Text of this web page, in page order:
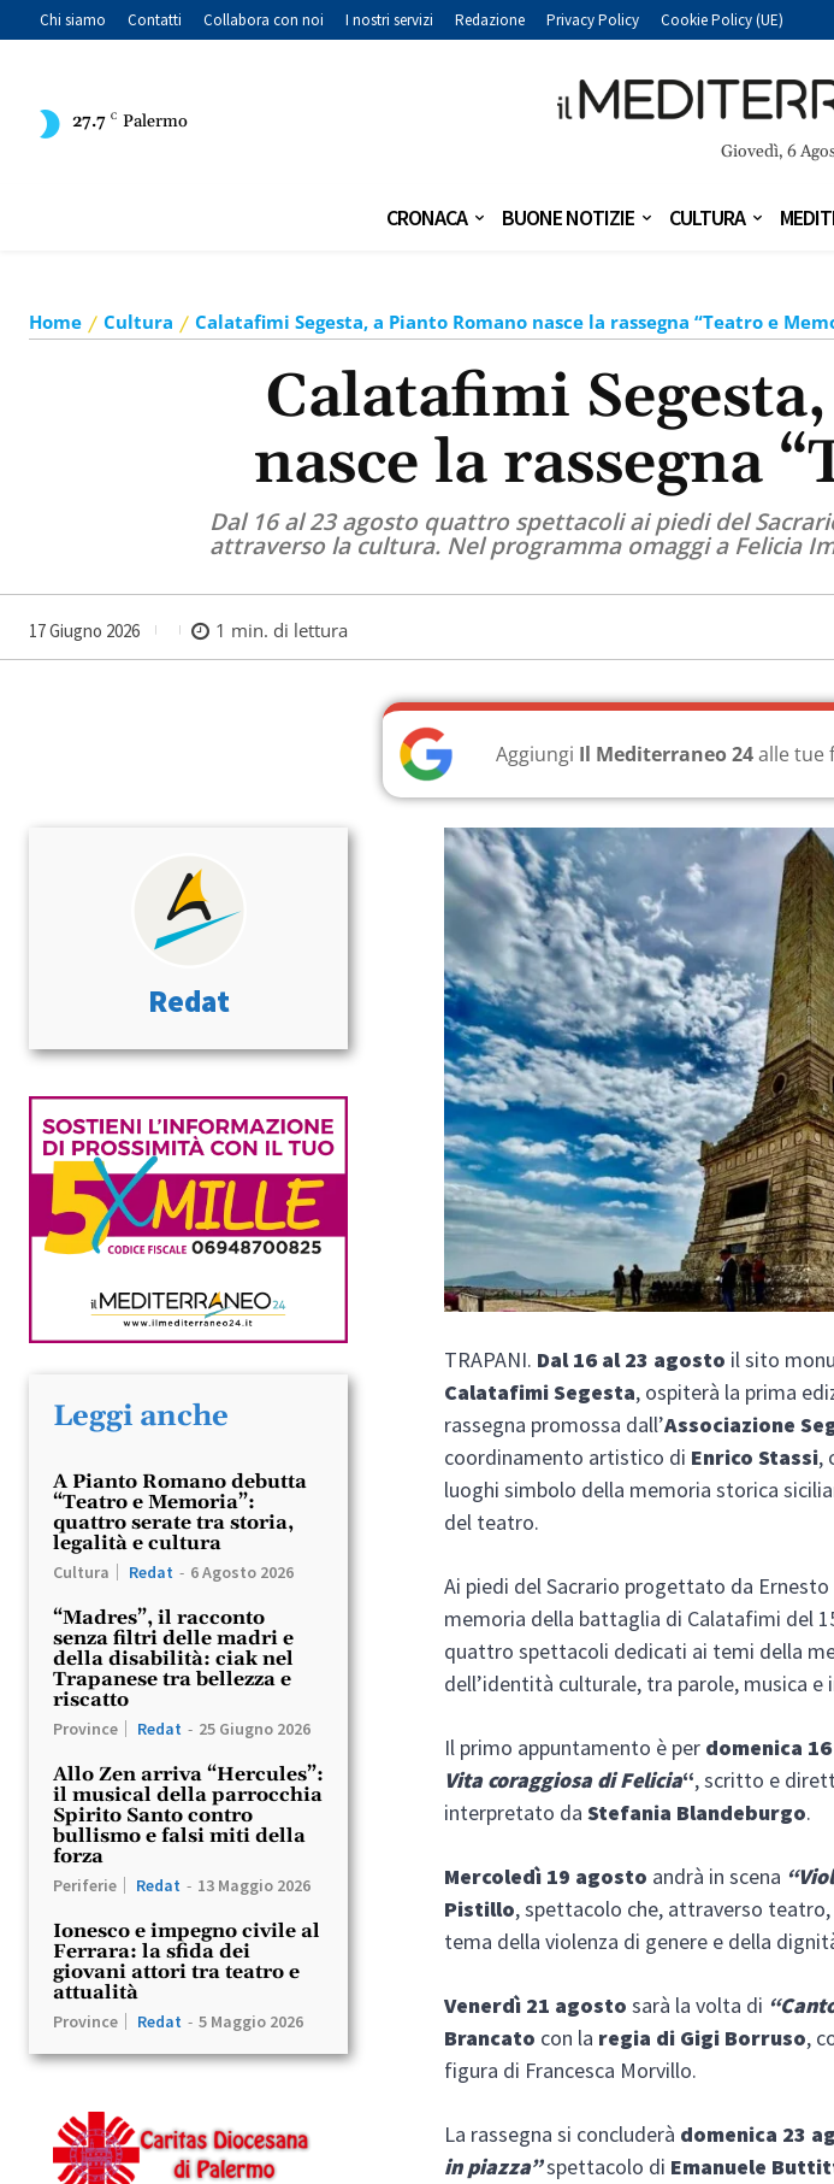
Chi siamo Contatti Collabora con noi I nostri servizi Redazione Privacy Policy Cookie Policy (UE)
27.7 C Palermo
Giovedì, 6
CRONACA BUONE NOTIZIE CULTURA
Home Cultura Calatafimi Segesta, a Pianto Romano nasce la rassegna “Teatro e
Calatafimi
nasce la rassegna
Dal 16 al 23 agosto quattro spettacoli ai piedi del
attraverso la cultura. Nel programma omaggi a Felicia
17 Giugno 2026 1 min. di lettura
Aggiungi Il Mediterraneo 24alle tue
Redat
Leggi anche
A Pianto Romano debutta
“Teatro e Memoria”:
quattro serate tra storia,
legalità e cultura
Cultura Redat - 6 Agosto 2026
“Madres”, il racconto
senza filtri delle madri e
della disabilità: ciak nel
Trapanese tra bellezza e
riscatto
Province Redat - 25 Giugno 2026
Allo Zen arriva “Hercules”:
il musical della parrocchia
Spirito Santo contro
bullismo e falsi miti della
forza
Periferie Redat - 13 Maggio 2026
Ionesco e impegno civile al
Ferrara: la sfida dei
giovani attori tra teatro e
attualità
Province Redat - 5 Maggio 2026
TRAPANI. Dal 16 al 23 agosto il sito
Calatafimi Segesta, ospiterà la prima
rassegna promossa dall’Associazione
coordinamento artistico di Enrico Stassi,
luoghi simbolo della memoria storica
del teatro.
Ai piedi del Sacrario progettato da
memoria della battaglia di Calatafimi del
quattro spettacoli dedicati ai temi della
dell’identità culturale, tra parole, musica e
Il primo appuntamento è per domenica
Vita coraggiosa di Felicia“, scritto e
interpretato daStefania Blandeburgo.
Mercoledì 19 agosto andrà in scena
Pistillo, spettacolo che, attraverso
tema della violenza di genere e della
Venerdì 21 agosto sarà la volta di
Brancato con la regia di Gigi Borruso,
figura di Francesca Morvillo.
La rassegna si concluderà domenica 23
in piazza”spettacolo di Emanuele